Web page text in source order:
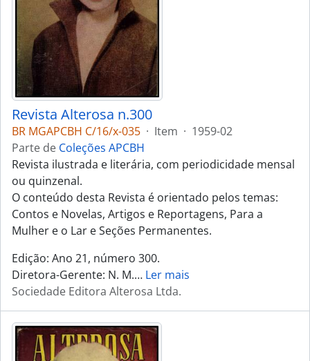
Revista Alterosa n.300
BR MGAPCBH C/16/x-035 · Item · 1959-02
Parte de Coleções APCBH
Revista ilustrada e literária, com periodicidade mensal
ou quinzenal.
O conteúdo desta Revista é orientado pelos temas:
Contos e Novelas, Artigos e Reportagens, Para a
Mulher e o Lar e Seções Permanentes.
Edição: Ano 21, número 300.
Diretora-Gerente: N. M.… Ler mais
Sociedade Editora Alterosa Ltda.